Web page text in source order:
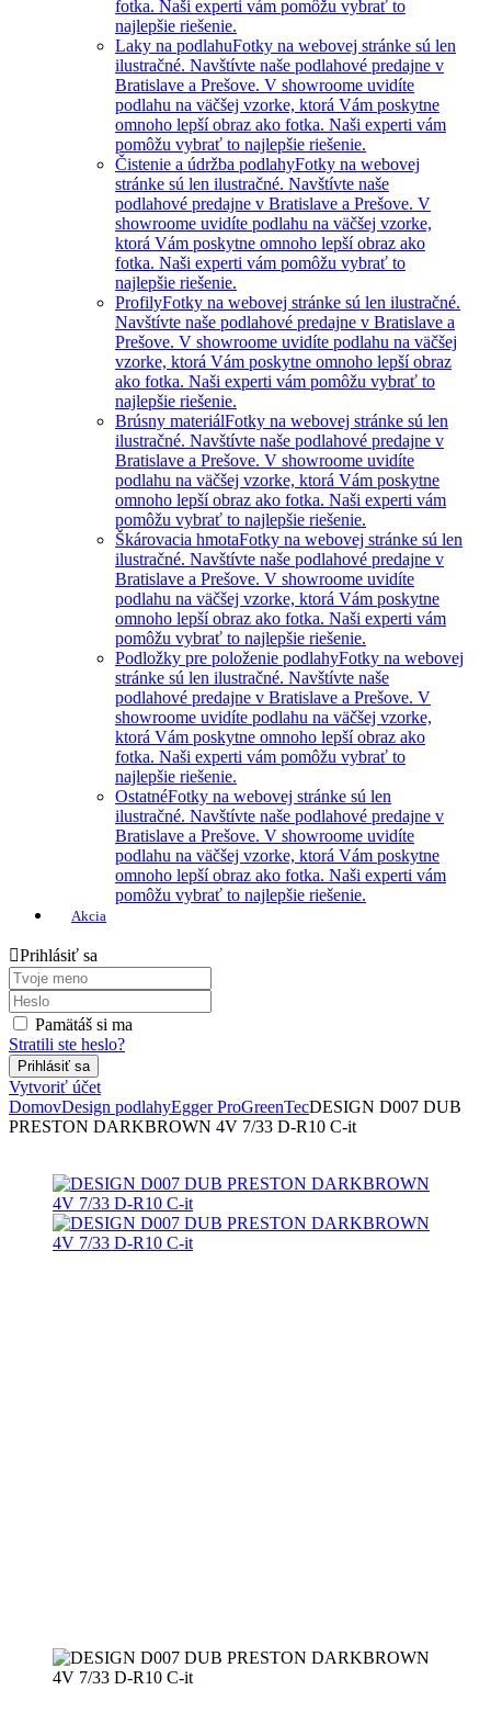
fotka. Naši experti vám pomôžu vybrať to
najlepšie riešenie.
Laky na podlahuFotky na webovej stránke sú len
ilustračné. Navštívte naše podlahové predajne v
Bratislave a Prešove. V showroome uvidíte
podlahu na väčšej vzorke, ktorá Vám poskytne
omnoho lepší obraz ako fotka. Naši experti vám
pomôžu vybrať to najlepšie riešenie.
Čistenie a údržba podlahyFotky na webovej
stránke sú len ilustračné. Navštívte naše
podlahové predajne v Bratislave a Prešove. V
showroome uvidíte podlahu na väčšej vzorke,
ktorá Vám poskytne omnoho lepší obraz ako
fotka. Naši experti vám pomôžu vybrať to
najlepšie riešenie.
ProfilyFotky na webovej stránke sú len ilustračné.
Navštívte naše podlahové predajne v Bratislave a
Prešove. V showroome uvidíte podlahu na väčšej
vzorke, ktorá Vám poskytne omnoho lepší obraz
ako fotka. Naši experti vám pomôžu vybrať to
najlepšie riešenie.
Brúsny materiálFotky na webovej stránke sú len
ilustračné. Navštívte naše podlahové predajne v
Bratislave a Prešove. V showroome uvidíte
podlahu na väčšej vzorke, ktorá Vám poskytne
omnoho lepší obraz ako fotka. Naši experti vám
pomôžu vybrať to najlepšie riešenie.
Škárovacia hmotaFotky na webovej stránke sú len
ilustračné. Navštívte naše podlahové predajne v
Bratislave a Prešove. V showroome uvidíte
podlahu na väčšej vzorke, ktorá Vám poskytne
omnoho lepší obraz ako fotka. Naši experti vám
pomôžu vybrať to najlepšie riešenie.
Podložky pre položenie podlahyFotky na webovej
stránke sú len ilustračné. Navštívte naše
podlahové predajne v Bratislave a Prešove. V
showroome uvidíte podlahu na väčšej vzorke,
ktorá Vám poskytne omnoho lepší obraz ako
fotka. Naši experti vám pomôžu vybrať to
najlepšie riešenie.
OstatnéFotky na webovej stránke sú len
ilustračné. Navštívte naše podlahové predajne v
Bratislave a Prešove. V showroome uvidíte
podlahu na väčšej vzorke, ktorá Vám poskytne
omnoho lepší obraz ako fotka. Naši experti vám
pomôžu vybrať to najlepšie riešenie.
Akcia
Prihlásiť sa
Pamätáš si ma
Stratili ste heslo?
Vytvoriť účet
DomovDesign podlahyEgger ProGreenTecDESIGN D007 DUB
PRESTON DARKBROWN 4V 7/33 D-R10 C-it